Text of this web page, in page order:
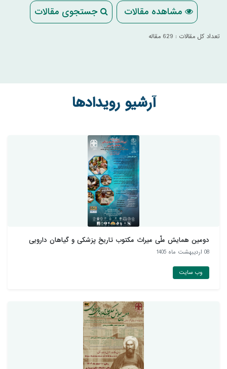
مشاهده مقالات جستجوی مقالات
تعداد کل مقالات : 629 مقاله
آرشیو رویدادها
دومین همایش ملّی میراث مکتوب تاریخ پزشکی و گیاهان دارويی
08 ارديبهشت ماه 1405
وب سایت